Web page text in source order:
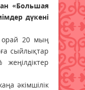
«Большая
дүкені
20 мың
сыйлықтар
әкімшілік